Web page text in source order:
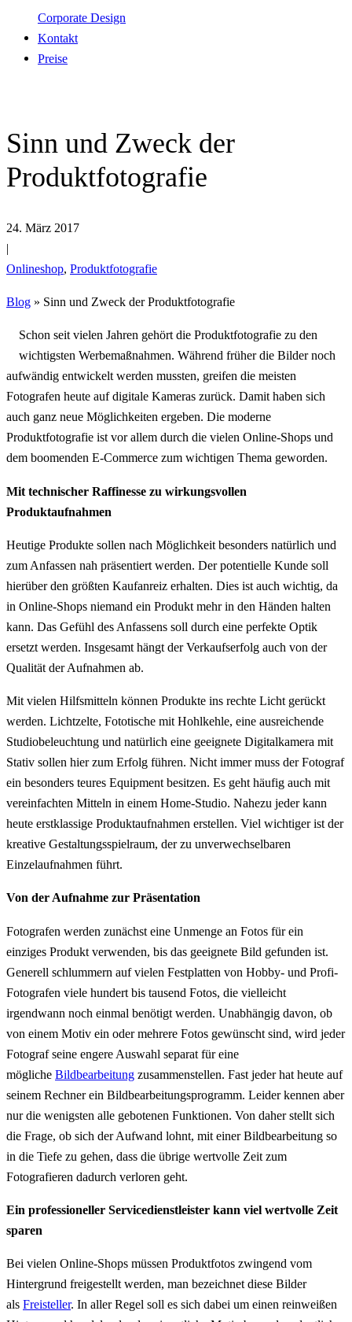
Corporate Design
Kontakt
Preise
Sinn und Zweck der
Produktfotografie
24. März 2017
|
Onlineshop, Produktfotografie
Blog » Sinn und Zweck der Produktfotografie
Schon seit vielen Jahren gehört die Produktfotografie zu den
wichtigsten Werbemaßnahmen. Während früher die Bilder noch
aufwändig entwickelt werden mussten, greifen die meisten
Fotografen heute auf digitale Kameras zurück. Damit haben sich
auch ganz neue Möglichkeiten ergeben. Die moderne
Produktfotografie ist vor allem durch die vielen Online-Shops und
dem boomenden E-Commerce zum wichtigen Thema geworden.
Mit technischer Raffinesse zu wirkungsvollen
Produktaufnahmen
Heutige Produkte sollen nach Möglichkeit besonders natürlich und
zum Anfassen nah präsentiert werden. Der potentielle Kunde soll
hierüber den größten Kaufanreiz erhalten. Dies ist auch wichtig, da
in Online-Shops niemand ein Produkt mehr in den Händen halten
kann. Das Gefühl des Anfassens soll durch eine perfekte Optik
ersetzt werden. Insgesamt hängt der Verkaufserfolg auch von der
Qualität der Aufnahmen ab.
Mit vielen Hilfsmitteln können Produkte ins rechte Licht gerückt
werden. Lichtzelte, Fototische mit Hohlkehle, eine ausreichende
Studiobeleuchtung und natürlich eine geeignete Digitalkamera mit
Stativ sollen hier zum Erfolg führen. Nicht immer muss der Fotograf
ein besonders teures Equipment besitzen. Es geht häufig auch mit
vereinfachten Mitteln in einem Home-Studio. Nahezu jeder kann
heute erstklassige Produktaufnahmen erstellen. Viel wichtiger ist der
kreative Gestaltungsspielraum, der zu unverwechselbaren
Einzelaufnahmen führt.
Von der Aufnahme zur Präsentation
Fotografen werden zunächst eine Unmenge an Fotos für ein
einziges Produkt verwenden, bis das geeignete Bild gefunden ist.
Generell schlummern auf vielen Festplatten von Hobby- und Profi-
Fotografen viele hundert bis tausend Fotos, die vielleicht
irgendwann noch einmal benötigt werden. Unabhängig davon, ob
von einem Motiv ein oder mehrere Fotos gewünscht sind, wird jeder
Fotograf seine engere Auswahl separat für eine
mögliche Bildbearbeitung zusammenstellen. Fast jeder hat heute auf
seinem Rechner ein Bildbearbeitungsprogramm. Leider kennen aber
nur die wenigsten alle gebotenen Funktionen. Von daher stellt sich
die Frage, ob sich der Aufwand lohnt, mit einer Bildbearbeitung so
in die Tiefe zu gehen, dass die übrige wertvolle Zeit zum
Fotografieren dadurch verloren geht.
Ein professioneller Servicedienstleister kann viel wertvolle Zeit
sparen
Bei vielen Online-Shops müssen Produktfotos zwingend vom
Hintergrund freigestellt werden, man bezeichnet diese Bilder
als Freisteller. In aller Regel soll es sich dabei um einen reinweißen